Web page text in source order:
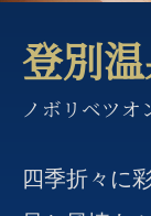
登別
ノボリベツオ
四季折々に